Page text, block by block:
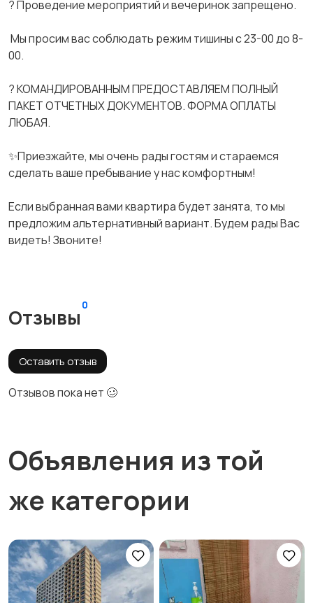
? Проведение мероприятий и вечеринок запрещено.
️️️ Мы просим вас соблюдать режим тишины с 23-00 до 8-
00.
? КОМАНДИРОВАННЫМ ПРЕДОСТАВЛЯЕМ ПОЛНЫЙ
ПАКЕТ ОТЧЕТНЫХ ДОКУМЕНТОВ. ФОРМА ОПЛАТЫ
ЛЮБАЯ.
✨Приезжайте, мы очень рады гостям и стараемся
сделать ваше пребывание у нас комфортным!
Если выбранная вами квартира будет занята, то мы
предложим альтернативный вариант. Будем рады Вас
видеть! Звоните!
Отзывы
0
Оставить отзыв
Отзывов пока нет 🥴
Объявления из той
же категории